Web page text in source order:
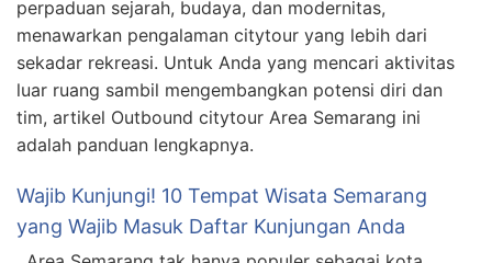
perpaduan sejarah, budaya, dan modernitas,
menawarkan pengalaman citytour yang lebih dari
sekadar rekreasi. Untuk Anda yang mencari aktivitas
luar ruang sambil mengembangkan potensi diri dan
tim, artikel Outbound citytour Area Semarang ini
adalah panduan lengkapnya.
Wajib Kunjungi! 10 Tempat Wisata Semarang
yang Wajib Masuk Daftar Kunjungan Anda